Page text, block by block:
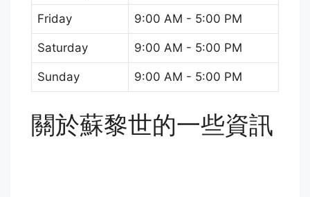
Friday 9:00 AM - 5:00 PM
Saturday 9:00 AM - 5:00 PM
Sunday 9:00 AM - 5:00 PM
關於蘇黎世的一些資訊